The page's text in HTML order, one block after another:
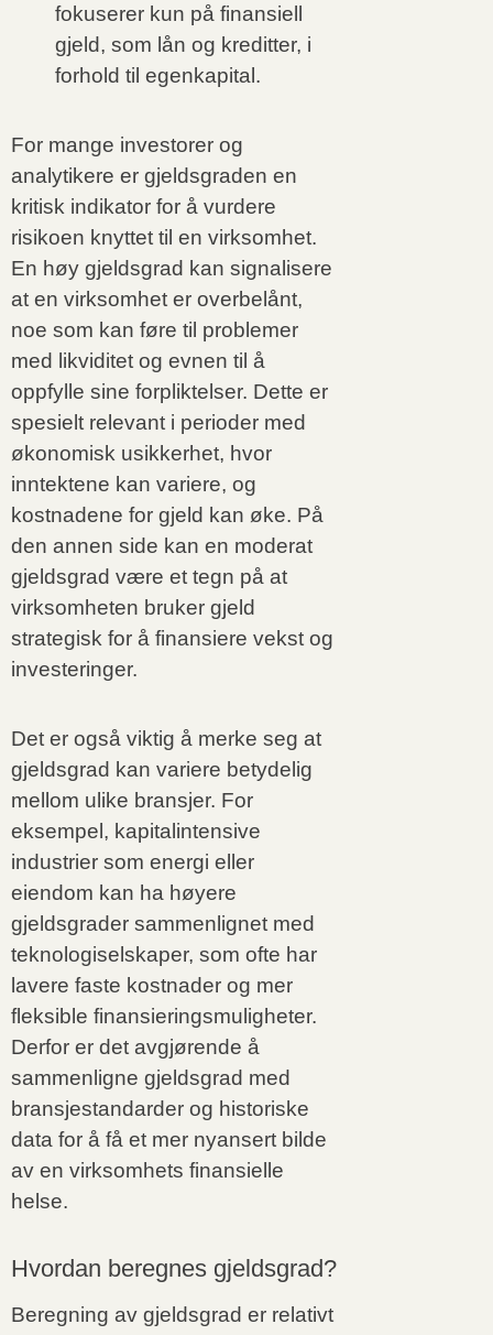
fokuserer kun på finansiell
gjeld, som lån og kreditter, i
forhold til egenkapital.
For mange investorer og
analytikere er gjeldsgraden en
kritisk indikator for å vurdere
risikoen knyttet til en virksomhet.
En høy gjeldsgrad kan signalisere
at en virksomhet er overbelånt,
noe som kan føre til problemer
med likviditet og evnen til å
oppfylle sine forpliktelser. Dette er
spesielt relevant i perioder med
økonomisk usikkerhet, hvor
inntektene kan variere, og
kostnadene for gjeld kan øke. På
den annen side kan en moderat
gjeldsgrad være et tegn på at
virksomheten bruker gjeld
strategisk for å finansiere vekst og
investeringer.
Det er også viktig å merke seg at
gjeldsgrad kan variere betydelig
mellom ulike bransjer. For
eksempel, kapitalintensive
industrier som energi eller
eiendom kan ha høyere
gjeldsgrader sammenlignet med
teknologiselskaper, som ofte har
lavere faste kostnader og mer
fleksible finansieringsmuligheter.
Derfor er det avgjørende å
sammenligne gjeldsgrad med
bransjestandarder og historiske
data for å få et mer nyansert bilde
av en virksomhets finansielle
helse.
Hvordan beregnes gjeldsgrad?
Beregning av gjeldsgrad er relativt